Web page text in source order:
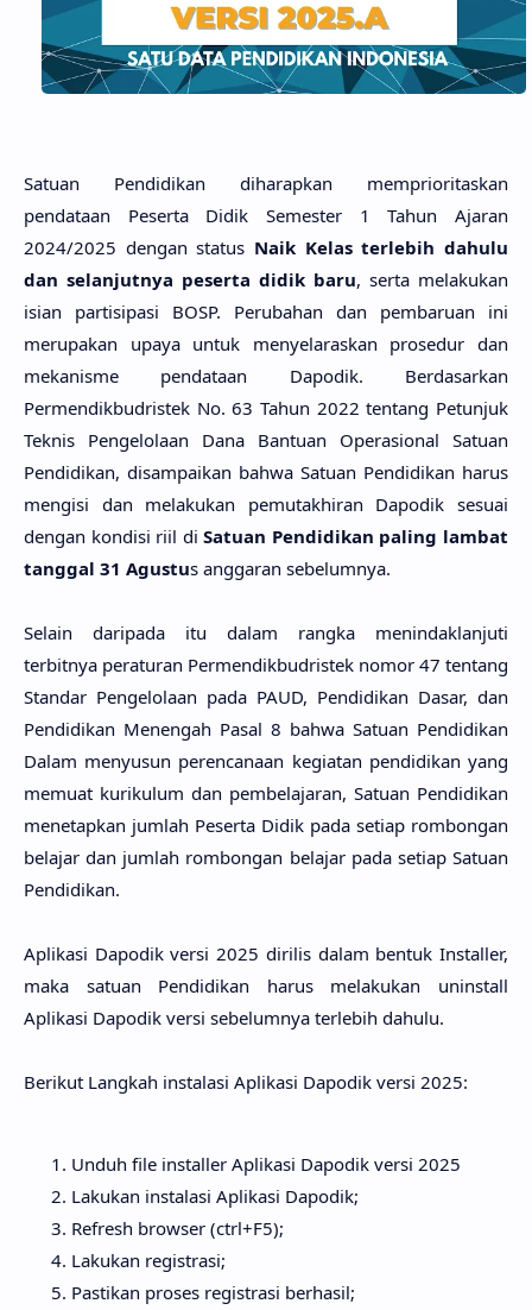
Satuan Pendidikan diharapkan memprioritaskan
pendataan Peserta Didik Semester 1 Tahun Ajaran
2024/2025 dengan status Naik Kelas terlebih dahulu
dan selanjutnya peserta didik baru, serta melakukan
isian partisipasi BOSP. Perubahan dan pembaruan ini
merupakan upaya untuk menyelaraskan prosedur dan
mekanisme pendataan Dapodik. Berdasarkan
Permendikbudristek No. 63 Tahun 2022 tentang Petunjuk
Teknis Pengelolaan Dana Bantuan Operasional Satuan
Pendidikan, disampaikan bahwa Satuan Pendidikan harus
mengisi dan melakukan pemutakhiran Dapodik sesuai
dengan kondisi riil diSatuan Pendidikan paling lambat
tanggal 31 Agustus anggaran sebelumnya.
Selain daripada itu dalam rangka menindaklanjuti
terbitnya peraturan Permendikbudristek nomor 47 tentang
Standar Pengelolaan pada PAUD, Pendidikan Dasar, dan
Pendidikan Menengah Pasal 8 bahwa Satuan Pendidikan
Dalam menyusun perencanaan kegiatan pendidikan yang
memuat kurikulum dan pembelajaran, Satuan Pendidikan
menetapkan jumlah Peserta Didik pada setiap rombongan
belajar dan jumlah rombongan belajar pada setiap Satuan
Pendidikan.
Aplikasi Dapodik versi 2025 dirilis dalam bentuk Installer,
maka satuan Pendidikan harus melakukan uninstall
Aplikasi Dapodik versi sebelumnya terlebih dahulu.
Berikut Langkah instalasi Aplikasi Dapodik versi 2025:
Unduh file installer Aplikasi Dapodik versi 2025
Lakukan instalasi Aplikasi Dapodik;
Refresh browser (ctrl+F5);
Lakukan registrasi;
Pastikan proses registrasi berhasil;